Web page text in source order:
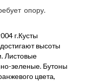
опору.
г.Кусты
высоты
Листовые
зеленые. Бутоны
цвета,